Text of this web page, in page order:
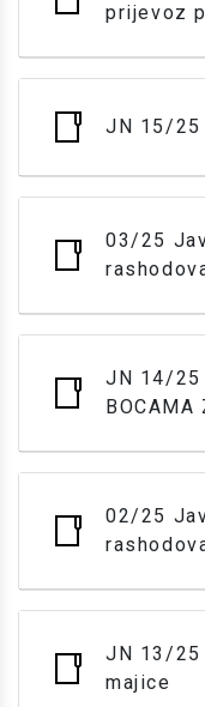
prijevoz
JN 15/25
03/25
JN 14/25
BOCAMA
02/25
JN 13/25
majice